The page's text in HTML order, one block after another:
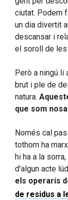
ciutat. Podem
un dia divertit
descansar i
el soroll de les
Però a ningú li
brut i ple de
natura.
que som
Només cal
tothom ha
hi ha a la
d’algun acte
els operaris
de residus a